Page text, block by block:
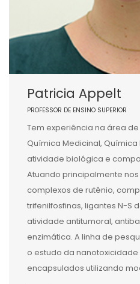
Patricia Appelt
PROFESSOR DE ENSINO SUPERIOR
Tem experiência na área
Química Medicinal,
atividade biológica e
Atuando principalmente
complexos de rutênio,
trifenilfosfinas, ligantes N-S
atividade antitumoral,
enzimática. A linha de
o estudo da
encapsulados utilizando